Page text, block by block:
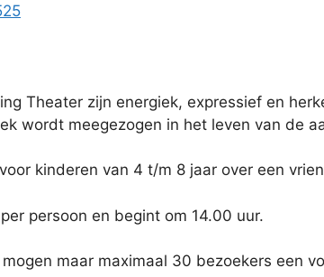
Theater zijn energiek, expressief en
wordt meegezogen in het leven van de
kinderen van 4 t/m 8 jaar over een
persoon en begint om 14.00 uur.
maar maximaal 30 bezoekers een